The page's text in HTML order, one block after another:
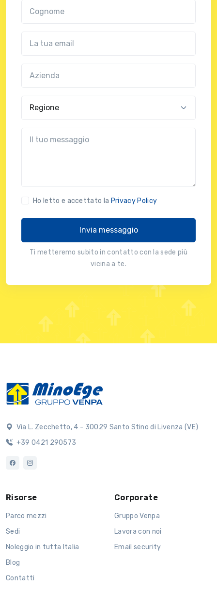
Ho letto e accettato la Privacy Policy
Invia messaggio
Ti metteremo subito in contatto con la sede più
vicina a te.
Via L. Zecchetto, 4 - 30029 Santo Stino di Livenza (VE)
+39 0421 290573
Risorse
Parco mezzi
Sedi
Noleggio in tutta Italia
Blog
Contatti
Corporate
Gruppo Venpa
Lavora con noi
Email security